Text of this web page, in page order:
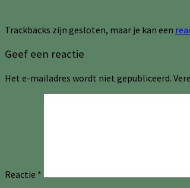
Trackbacks zijn gesloten, maar je kan een
Geef een reactie
Het e-mailadres wordt niet gepubliceerd.
Reactie *